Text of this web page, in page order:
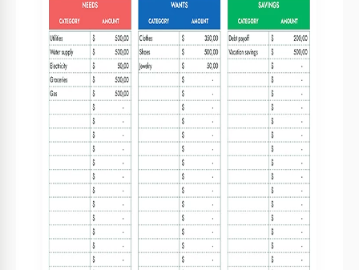
Caratteristiche principali di questo modello
Periodo di budget
Budget mensili Bilanci Modelli
Suitable For
Personale
Semplouse Bilanci Modelli
Informazioni su questo modello
Il nostro modello di Budget Personale Mensile 70/20/10 ti
aiuterà a gestire le finanze e allocare il tuo reddito. Bisogni,
desideri e risparmi sono le tre principali categorie secondo
questa regola. Le sezioni di spesa preimpostate ti
aiuteranno a adattare i tuoi obiettivi finanziari unici.